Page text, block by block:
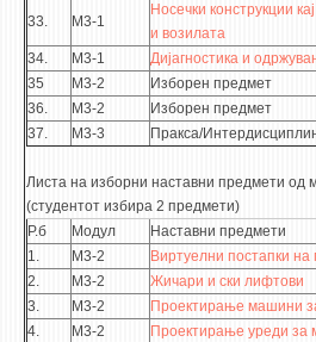
33. М3-1
Носечки конструкции
и возилата
34. М3-1 Дијагностика и
35
М3-2 Изборен предмет
36.
М3-2 Изборен предмет
37.
М3-3 Пракса/
Листа на изборни наставни предмети од
(студентот избира 2 предмети)
Р.б
Модул Наставни предмети
1.
М3-2 Виртуелни постапки
2.
М3-2 Жичари и ски лифтови
3.
М3-2 Проектирање машини
4.
М3-2 Проектирање уреди за